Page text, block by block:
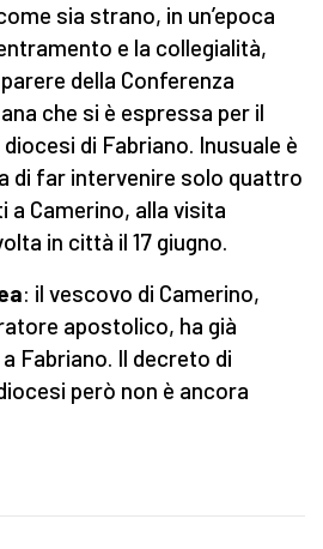
sia strano, in un’epoca
e la collegialità,
della Conferenza
che si è espressa per il
di Fabriano. Inusuale è
di far intervenire solo quattro
Camerino, alla visita
in città il 17 giugno.
: il vescovo di Camerino,
apostolico, ha già
Fabriano. Il decreto di
però non è ancora